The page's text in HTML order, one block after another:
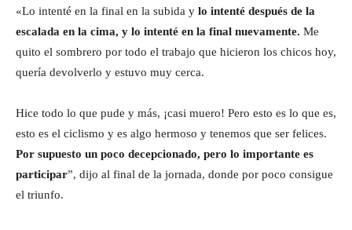
«Lo intenté en la final en la subida y lo intenté después de la
escalada en la cima, y ​​lo intenté en la final nuevamente. Me
quito el sombrero por todo el trabajo que hicieron los chicos hoy,
quería devolverlo y estuvo muy cerca.
Hice todo lo que pude y más, ¡casi muero! Pero esto es lo que es,
esto es el ciclismo y es algo hermoso y tenemos que ser felices.
Por supuesto un poco decepcionado, pero lo importante es
participar”, dijo al final de la jornada, donde por poco consigue
el triunfo.